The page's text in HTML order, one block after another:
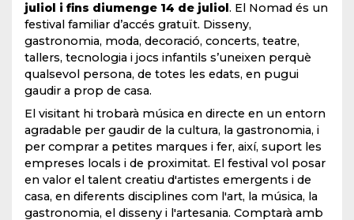
juliol i fins diumenge 14 de juliol . El Nomad és un
festival familiar d’accés gratuït. Disseny,
gastronomia, moda, decoració, concerts, teatre,
tallers, tecnologia i jocs infantils s’uneixen perquè
qualsevol persona, de totes les edats, en pugui
gaudir a prop de casa.
El visitant hi trobarà música en directe en un entorn
agradable per gaudir de la cultura, la gastronomia, i
per comprar a petites marques i fer, així, suport les
empreses locals i de proximitat. El festival vol posar
en valor el talent creatiu d'artistes emergents i de
casa, en diferents disciplines com l'art, la música, la
gastronomia, el disseny i l'artesania. Comptarà amb